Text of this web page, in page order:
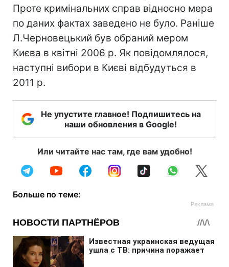
Проте кримінальних справ відносно мера
по даних фактах заведено не було. Раніше
Л.Черновецький був обраний мером
Києва в квітні 2006 р. Як повідомлялося,
наступні вибори в Києві відбудуться в
2011 р.
Не упустите главное! Подпишитесь на
наши обновления в Google!
Или читайте нас там, где вам удобно!
Больше по теме: